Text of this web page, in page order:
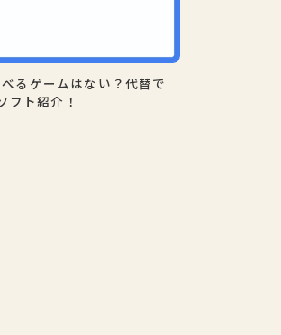
るゲームはない？代替で
フト紹介！